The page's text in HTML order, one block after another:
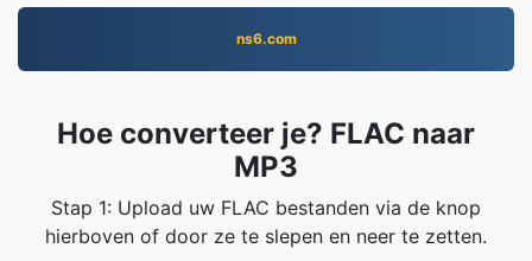
ns6.com
Hoe converteer je? FLAC naar
MP3
Stap 1: Upload uw FLAC bestanden via de knop
hierboven of door ze te slepen en neer te zetten.